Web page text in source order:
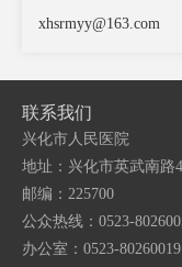
xhsrmyy@163.com
联系我们
兴化市人民医院
地址：兴化市英武南路
邮编：225700
公众热线：0523-
办公室：0523-80260019